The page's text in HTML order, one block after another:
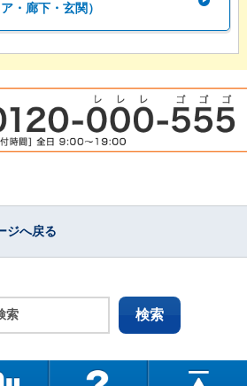
・廊下・玄関）
ジへ戻る